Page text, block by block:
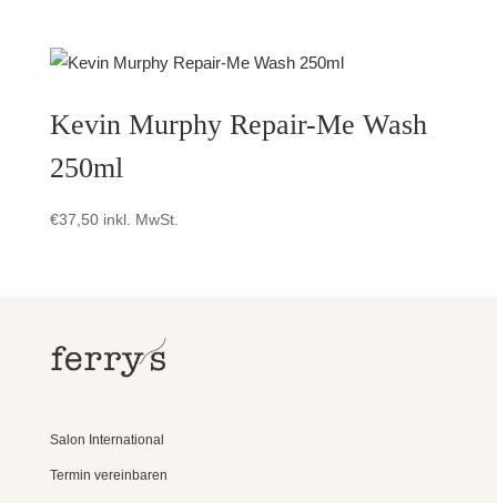
Kevin Murphy Repair-Me Wash
250ml
€37,50 inkl. MwSt.
Salon International
Termin vereinbaren